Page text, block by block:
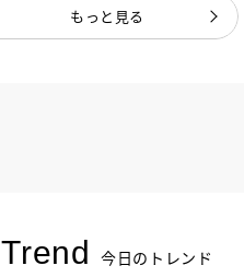
もっと見る
Trend 今日のトレンド